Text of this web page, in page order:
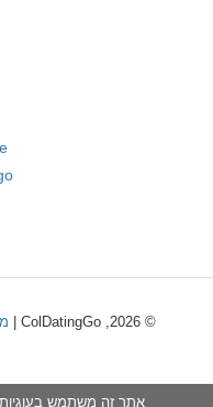
© 2026, ColDatingGo |
אתר זה משתמש